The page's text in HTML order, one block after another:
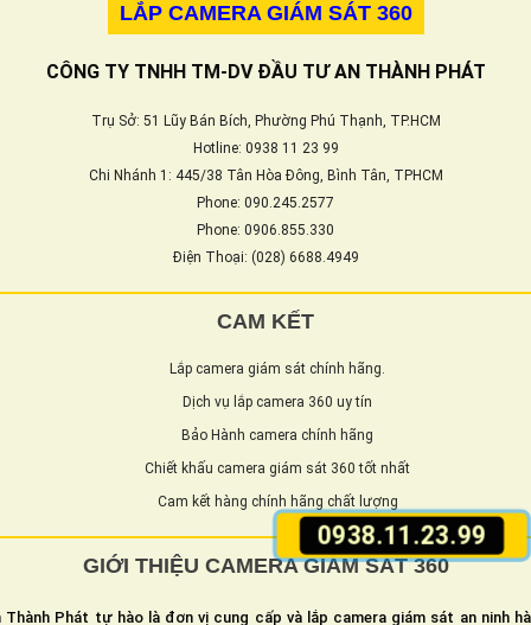
0938.11.23.99
LẮP CAMERA GIÁM SÁT 360
CÔNG TY TNHH TM-DV ĐẦU TƯ AN THÀNH PHÁT
Trụ Sở: 51 Lũy Bán Bích, Phường Phú Thạnh, TP.HCM
Hotline: 0938 11 23 99
Chi Nhánh 1: 445/38 Tân Hòa Đông, Bình Tân, TPHCM
Phone: 090.245.2577
Phone: 0906.855.330
Điện Thoại: (028) 6688.4949
CAM KẾT
Lắp camera giám sát chính hãng.
Dịch vụ lắp camera 360 uy tín
Bảo Hành camera chính hãng
Chiết khấu camera giám sát 360 tốt nhất
Cam kết hàng chính hãng chất lượng
GIỚI THIỆU CAMERA GIÁM SÁT 360
Thành Phát tự hào là đơn vị cung cấp và lắp camera giám sát an ninh